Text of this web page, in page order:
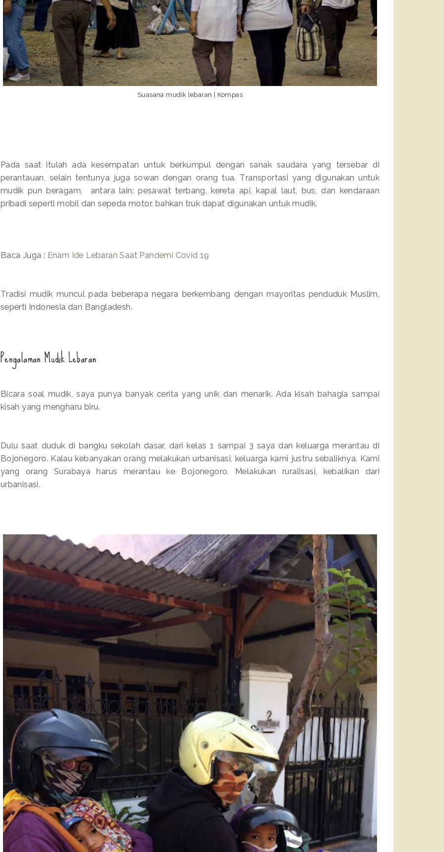
Suasana mudik lebaran | Kompas
Pada saat itulah ada kesempatan untuk berkumpul dengan sanak saudara yang tersebar di
perantauan, selain tentunya juga sowan dengan orang tua. Transportasi yang digunakan untuk
mudik pun beragam, antara lain: pesawat terbang, kereta api, kapal laut, bus, dan kendaraan
pribadi seperti mobil dan sepeda motor, bahkan truk dapat digunakan untuk mudik.
Baca Juga : Enam Ide Lebaran Saat Pandemi Covid 19
Tradisi mudik muncul pada beberapa negara berkembang dengan mayoritas penduduk Muslim,
seperti Indonesia dan Bangladesh.
Pengalaman Mudik Lebaran
Bicara soal mudik, saya punya banyak cerita yang unik dan menarik. Ada kisah bahagia sampai
kisah yang mengharu biru.
Dulu saat duduk di bangku sekolah dasar, dari kelas 1 sampai 3 saya dan keluarga merantau di
Bojonegoro. Kalau kebanyakan orang melakukan urbanisasi, keluarga kami justru sebaliknya. Kami
yang orang Surabaya harus merantau ke Bojonegoro. Melakukan ruralisasi, kebalikan dari
urbanisasi.